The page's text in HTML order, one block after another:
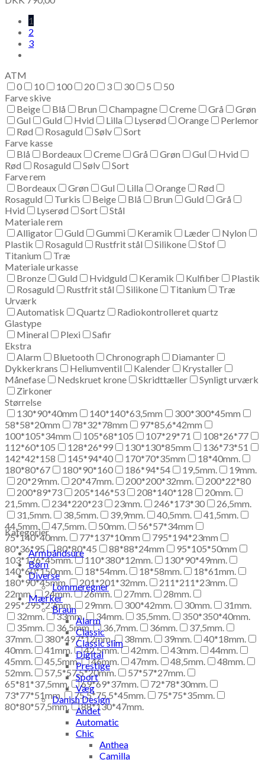
1
2
3
ATM
0
10 100 20 3 30 5
50
Farve skive
Beige
Blå Brun Champagne Creme Grå
Grøn
Gul
Guld Hvid Lilla Lyserød Orange
Perlemor
Rød
Rosaguld Sølv
Sort
Farve kasse
Blå
Bordeaux Creme Grå Grøn Gul
Hvid
Rød
Rosaguld Sølv
Sort
Farve rem
Bordeaux
Grøn Gul Lilla Orange
Rød
Rosaguld
Turkis Beige Blå Brun Guld
Grå
Hvid
Lyserød Sort
Stål
Materiale rem
Alligator
Guld Gummi Keramik Læder
Nylon
Plastik
Rosaguld Rustfrit stål Silikone
Stof
Titanium
Træ
Materiale urkasse
Bronze
Guld Hvidguld Keramik Kulfiber
Plastik
Rosaguld
Rustfrit stål Silikone Titanium
Træ
Urværk
Automatisk
Quartz
Radiokontrolleret quartz
Glastype
Mineral
Plexi
Safir
Ekstra
Alarm
Bluetooth Chronograph
Diamanter
Dykkerkrans
Heliumventil Kalender
Krystaller
Månefase
Nedskruet krone Skridttæller
Synligt urværk
Zirkoner
Størrelse
130*90*40mm
140*140*63,5mm
300*300*45mm
58*58*20mm
78*32*78mm
97*85,6*42mm
100*105*34mm
105*68*105 107*29*71
108*26*77
112*60*105
128*26*99 130*130*85mm
136*73*51
142*42*158
145*94*40 170*70*35mm
18*40mm.
180*80*67
180*90*160 186*94*54 19,5mm.
19mm.
20*29mm.
20*47mm. 200*200*32mm.
200*22*80
200*89*73
205*146*53 208*140*128
20mm.
21,5mm.
234*220*23 23mm. 246*173*30
26,5mm.
31,5mm.
38,5mm. 39,9mm. 40,5mm.
41,5mm.
44,5mm.
47,5mm. 50mm.
56*57*34mm
75*140*40mm.
77*137*10mm
795*194*23mm
80*36*95
80*80*45 88*88*24mm
95*105*50mm
103*126*45mm.
110*380*12mm.
130*90*49mm.
140*60*150mm.
18*54mm. 18*58mm.
18*61mm.
180*90*45mm.
201*201*32mm.
211*211*23mm.
22mm.
24mm. 26mm. 27mm.
28mm.
295*295*23mm.
29mm. 300*42mm. 30mm.
31mm.
32mm.
33mm. 34mm. 35,5mm.
350*350*40mm.
35mm.
36,5mm. 36,7mm. 36mm.
37,5mm.
37mm.
380*497*12mm. 38mm. 39mm.
40*18mm.
40mm.
41mm. 42,5mm. 42mm. 43mm.
44mm.
45mm.
45,5mm. 46mm. 47mm. 48,5mm.
48mm.
52mm.
57,5*57,5*20mm.
57*57*27mm.
65*81*37,5mm.
69*69*37mm.
72*78*30mm.
73*77*51mm.
75,5*75,5*45mm.
75*75*35mm.
80*80*57,5mm.
88*130*47mm.
Kategorier
Armbåndsure
Børn
Diverse
Lommeregner
Mærker
Braun
Alarm
Classic
Classic slim
Digital
Prestige
Sport
Væg
Danish Design
Andet
Automatic
Chic
Anthea
Camilla